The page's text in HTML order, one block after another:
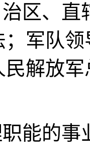
区、
军队
解放
能的